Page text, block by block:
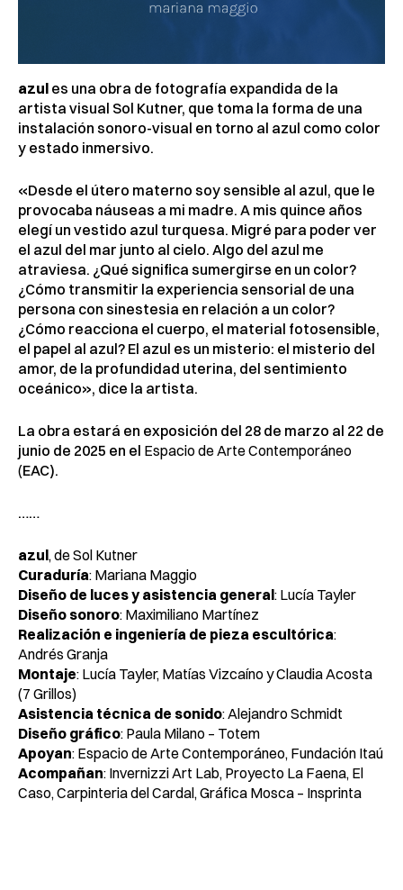
azul es una obra de fotografía expandida de la
artista visual Sol Kutner, que toma la forma de una
instalación sonoro-visual en torno al azul como color
y estado inmersivo.
«Desde el útero materno soy sensible al azul, que le
provocaba náuseas a mi madre. A mis quince años
elegí un vestido azul turquesa. Migré para poder ver
el azul del mar junto al cielo. Algo del azul me
atraviesa. ¿Qué significa sumergirse en un color?
¿Cómo transmitir la experiencia sensorial de una
persona con sinestesia en relación a un color?
¿Cómo reacciona el cuerpo, el material fotosensible,
el papel al azul? El azul es un misterio: el misterio del
amor, de la profundidad uterina, del sentimiento
oceánico», dice la artista.
La obra estará en exposición del 28 de marzo al 22 de
junio de 2025 en el Espacio de Arte Contemporáneo
(EAC).
……
azul, de Sol Kutner
Curaduría: Mariana Maggio
Diseño de luces y asistencia general: Lucía Tayler
Diseño sonoro: Maximiliano Martínez
Realización e ingeniería de pieza escultórica:
Andrés Granja
Montaje: Lucía Tayler, Matías Vizcaíno y Claudia Acosta
(7 Grillos)
Asistencia técnica de sonido: Alejandro Schmidt
Diseño gráfico: Paula Milano – Totem
Apoyan: Espacio de Arte Contemporáneo, Fundación Itaú
Acompañan: Invernizzi Art Lab, Proyecto La Faena, El
Caso, Carpinteria del Cardal, Gráfica Mosca – Insprinta